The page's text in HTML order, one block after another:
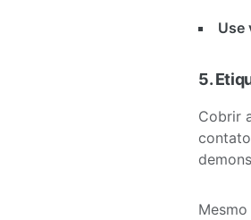
Use
5.
Cobrir